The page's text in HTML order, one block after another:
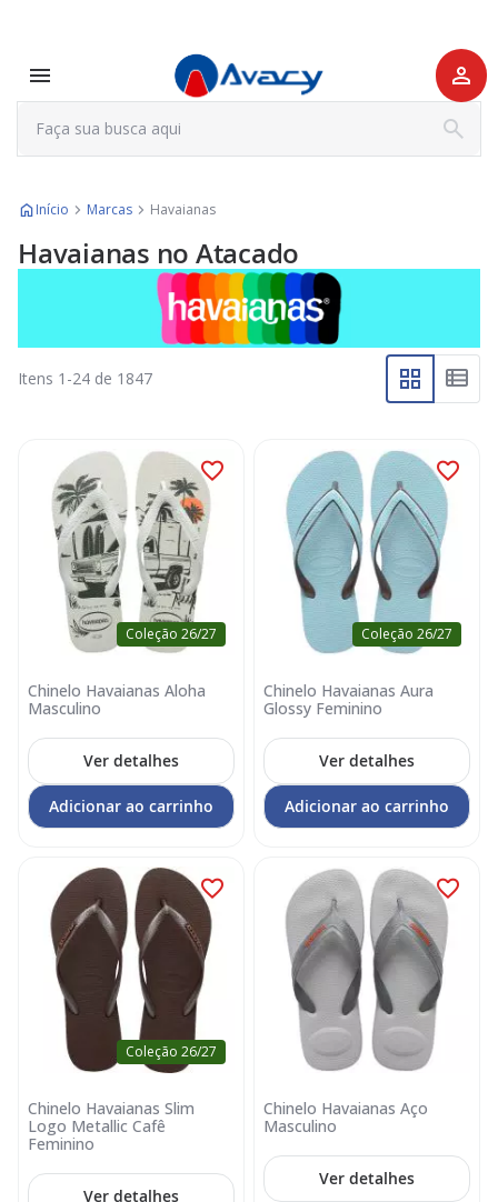
Início Marcas Havaianas
Havaianas no Atacado
Itens 1 -24 de 1847
Coleção 26/27
Chinelo Havaianas Aloha
Masculino
Ver detalhes
Adicionar ao carrinho
Coleção 26/27
Chinelo Havaianas Aura
Glossy Feminino
Ver detalhes
Adicionar ao carrinho
Coleção 26/27
Chinelo Havaianas Slim
Logo Metallic Cafê
Feminino
Ver detalhes
Chinelo Havaianas Aço
Masculino
Ver detalhes